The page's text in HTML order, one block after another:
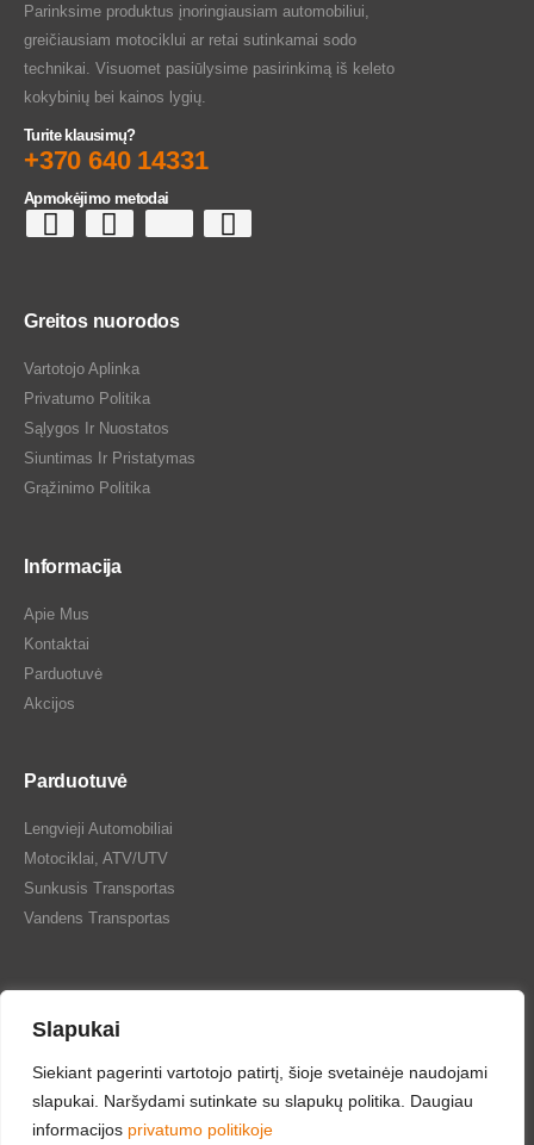
Slapukai
Siekiant pagerinti vartotojo patirtį, šioje svetainėje naudojami
slapukai. Naršydami sutinkate su slapukų politika. Daugiau
informacijos privatumo politikoje
Parinksime produktus įnoringiausiam automobiliui,
greičiausiam motociklui ar retai sutinkamai sodo
technikai. Visuomet pasiūlysime pasirinkimą iš keleto
kokybinių bei kainos lygių.
Turite klausimų?
+370 640 14331
Apmokėjimo metodai
Greitos nuorodos
Vartotojo Aplinka
Privatumo Politika
Sąlygos Ir Nuostatos
Siuntimas Ir Pristatymas
Grąžinimo Politika
Informacija
Apie Mus
Kontaktai
Parduotuvė
Akcijos
Parduotuvė
Lengvieji Automobiliai
Motociklai, ATV/UTV
Sunkusis Transportas
Vandens Transportas
Tepalų Bazė © 2024 Visos teisės saugomos